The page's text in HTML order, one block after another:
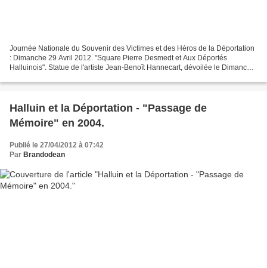
Journée Nationale du Souvenir des Victimes et des Héros de la Déportation
: Dimanche 29 Avril 2012. "Square Pierre Desmedt et Aux Déportés
Halluinois". Statue de l'artiste Jean-Benoît Hannecart, dévoilée le Dimanche
Halluin et la Déportation - "Passage de
Mémoire" en 2004.
Publié le 27/04/2012 à 07:42
Par Brandodean